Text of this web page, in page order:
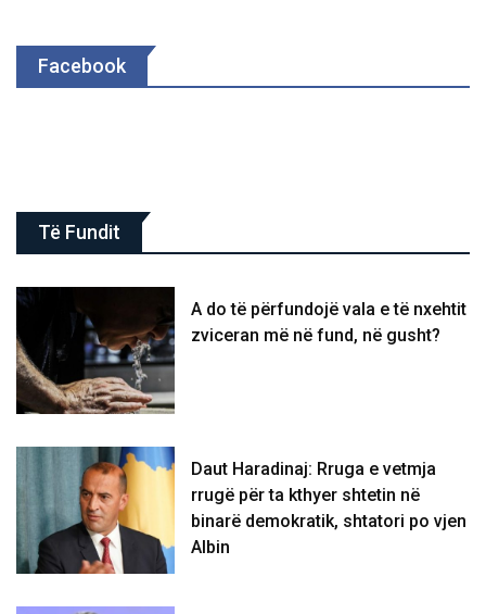
Facebook
Të Fundit
A do të përfundojë vala e të nxehtit
zviceran më në fund, në gusht?
Daut Haradinaj: Rruga e vetmja
rrugë për ta kthyer shtetin në
binarë demokratik, shtatori po vjen
Albin